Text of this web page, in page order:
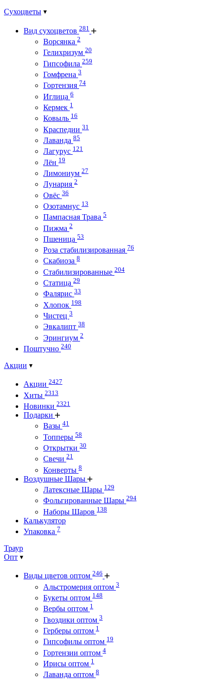
Сухоцветы
Вид сухоцветов 281
Ворсянка 2
Гелихризум 20
Гипсофила 259
Гомфрена 3
Гортензия 74
Иглица 6
Кермек 1
Ковыль 16
Краспедии 31
Лаванда 85
Лагурус 121
Лён 19
Лимониум 27
Лунария 2
Овёс 36
Озотамнус 13
Пампасная Трава 5
Пижма 2
Пшеница 53
Роза стабилизированная 76
Скабиоза 8
Стабилизированные 204
Статица 29
Фалярис 33
Хлопок 198
Чистец 3
Эвкалипт 38
Эрингиум 2
Поштучно 240
Акции
Акции 2427
Хиты 2313
Новинки 2321
Подарки
Вазы 41
Топперы 58
Открытки 30
Свечи 21
Конверты 8
Воздушные Шары
Латексные Шары 129
Фольгированные Шары 294
Наборы Шаров 138
Калькулятор
Упаковка 7
Траур
Опт
Виды цветов оптом 246
Альстромерия оптом 3
Букеты оптом 148
Вербы оптом 1
Гвоздики оптом 3
Герберы оптом 1
Гипсофилы оптом 19
Гортензии оптом 4
Ирисы оптом 1
Лаванда оптом 8